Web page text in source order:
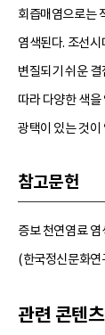
회즙매염으로는
염색된다. 조선
변질되기 쉬운
따라 다양한 색
광택이 있는 것이
참고문헌
증보 천연염료
(한국정신문화
관련 콘텐츠